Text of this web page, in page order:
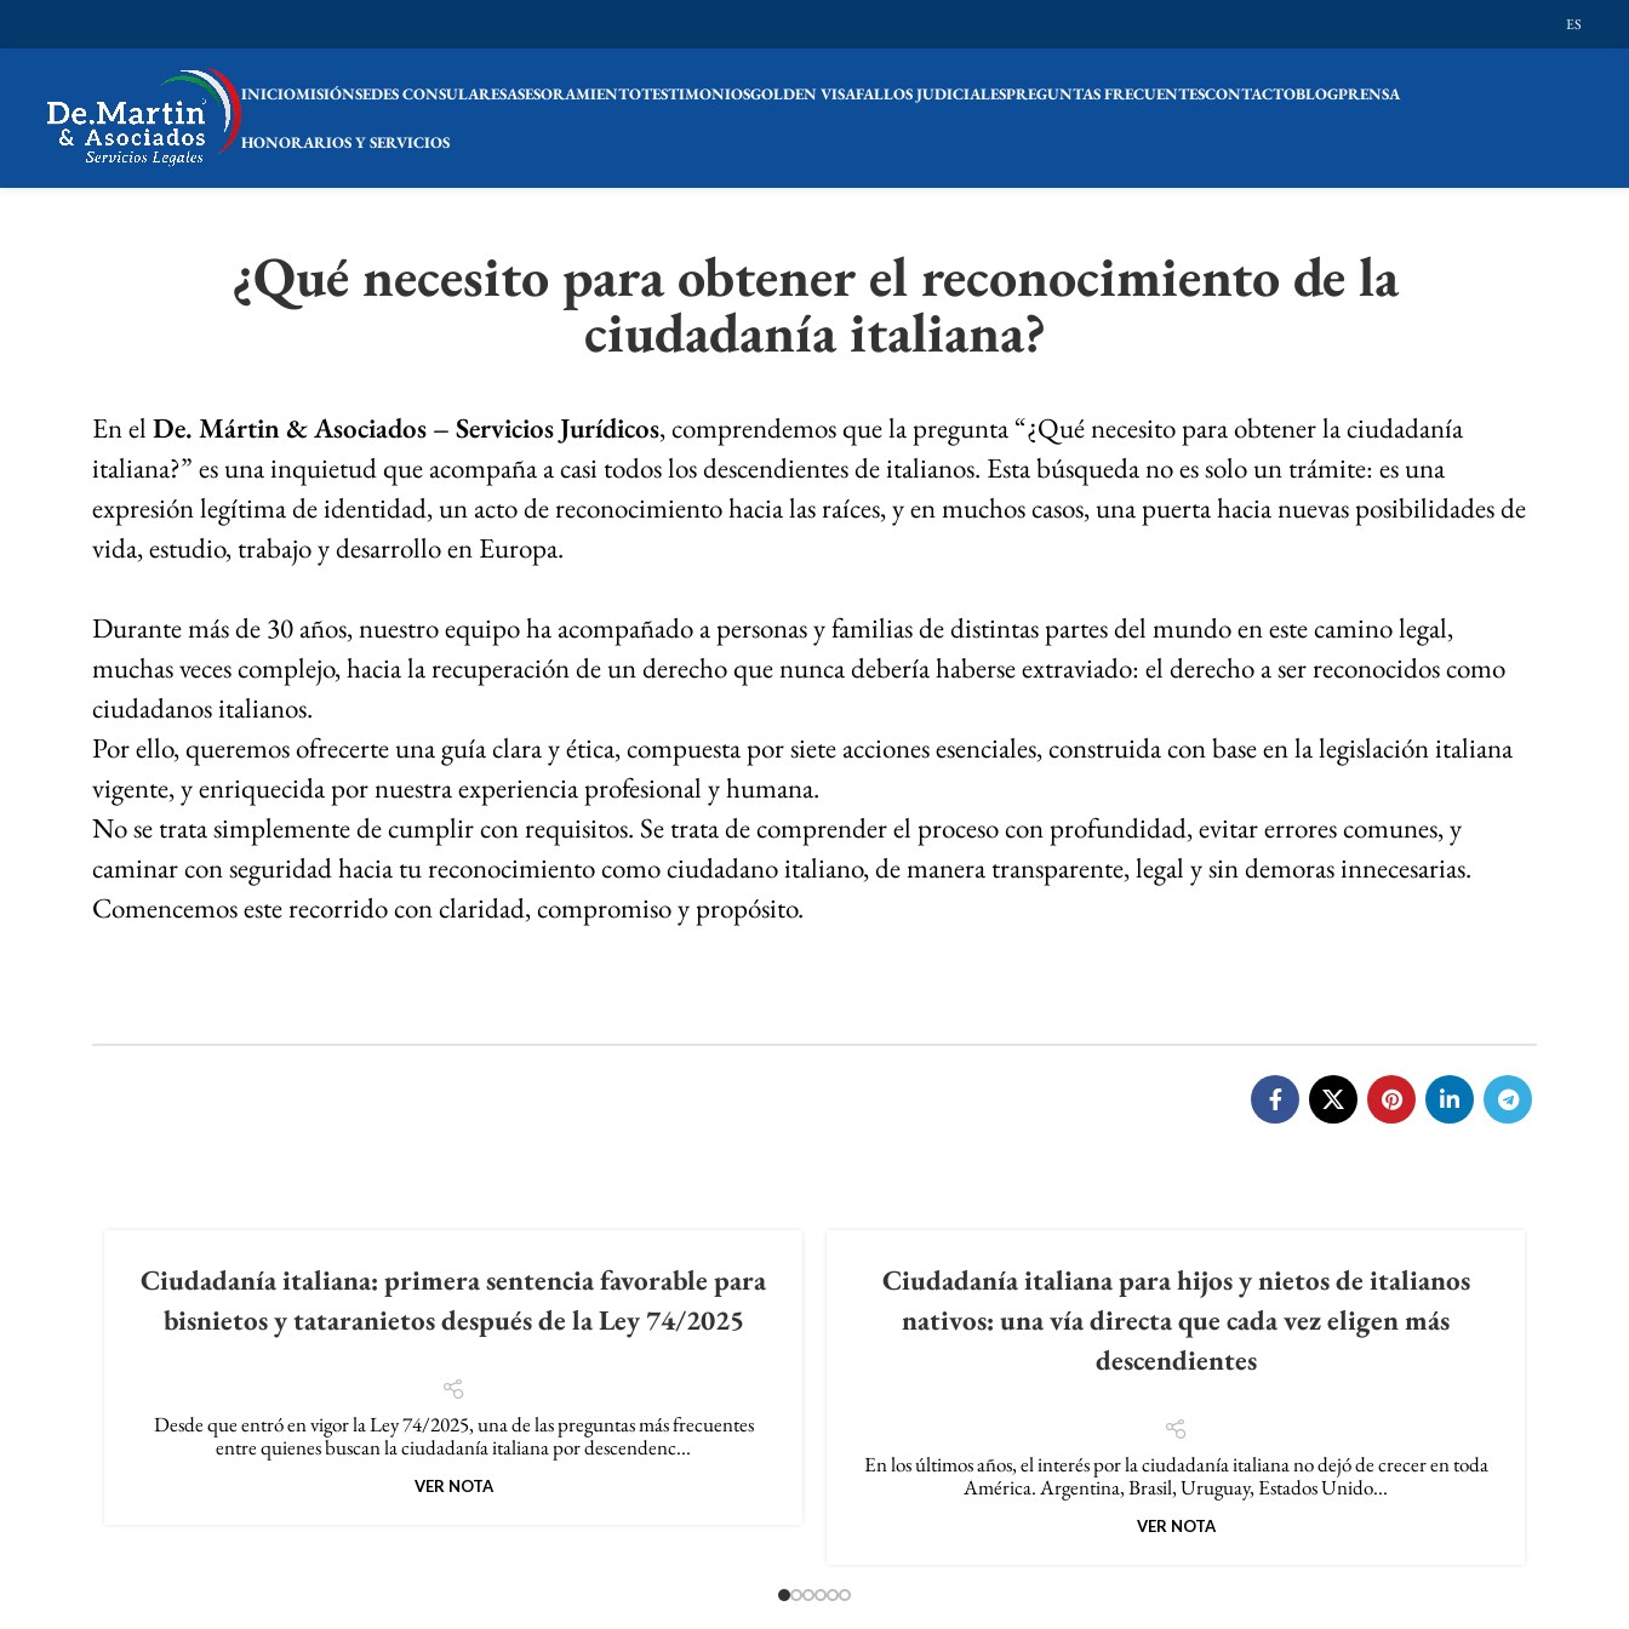
ES
INICIOMISIÓNSEDES CONSULARESASESORAMIENTOTESTIMONIOSGOLDEN VISAFALLOS JUDICIALESPREGUNTAS FRECUENTESCONTACTOBLOGPRENSA
HONORARIOS Y SERVICIOS
¿Qué necesito para obtener el reconocimiento de la
ciudadanía italiana?
En el De. Mártin & Asociados – Servicios Jurídicos, comprendemos que la pregunta “¿Qué necesito para obtener la ciudadanía
italiana?” es una inquietud que acompaña a casi todos los descendientes de italianos. Esta búsqueda no es solo un trámite: es una
expresión legítima de identidad, un acto de reconocimiento hacia las raíces, y en muchos casos, una puerta hacia nuevas posibilidades de
vida, estudio, trabajo y desarrollo en Europa.
Durante más de 30 años, nuestro equipo ha acompañado a personas y familias de distintas partes del mundo en este camino legal,
muchas veces complejo, hacia la recuperación de un derecho que nunca debería haberse extraviado: el derecho a ser reconocidos como
ciudadanos italianos.
Por ello, queremos ofrecerte una guía clara y ética, compuesta por siete acciones esenciales, construida con base en la legislación italiana
vigente, y enriquecida por nuestra experiencia profesional y humana.
No se trata simplemente de cumplir con requisitos. Se trata de comprender el proceso con profundidad, evitar errores comunes, y
caminar con seguridad hacia tu reconocimiento como ciudadano italiano, de manera transparente, legal y sin demoras innecesarias.
Comencemos este recorrido con claridad, compromiso y propósito.
Ciudadanía italiana: primera sentencia favorable para
bisnietos y tataranietos después de la Ley 74/2025
Desde que entró en vigor la Ley 74/2025, una de las preguntas más frecuentes
entre quienes buscan la ciudadanía italiana por descendenc...
VER NOTA
Ciudadanía italiana para hijos y nietos de italianos
nativos: una vía directa que cada vez eligen más
descendientes
En los últimos años, el interés por la ciudadanía italiana no dejó de crecer en toda
América. Argentina, Brasil, Uruguay, Estados Unido...
VER NOTA